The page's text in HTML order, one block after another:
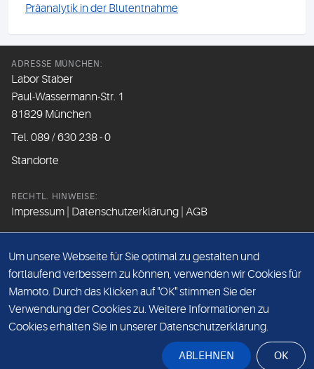
Präanalytik in der Blutentnahme
ADRESSE MÜNCHEN:
Labor Staber
Paul-Wassermann-Str. 1
81829 München
Tel. 089 / 630 238 - 0
Standorte
RECHTL. HINWEISE:
Impressum Datenschutzerklärung AGB
Beim Besuch der Social Media Kanäle werden Daten vom
Betreiber der Seite erfasst.
Datenschutzerklärung
Um unsere Webseite für Sie optimal zu gestalten und
fortlaufend verbessern zu können, verwenden wir Cookies für
Mamoto. Durch das Klicken auf "OK" stimmen Sie der
Verwendung der Cookies zu. Weitere Informationen zu
Cookies erhalten Sie in unserer Datenschutzerklärung.
ABLEHNEN OK